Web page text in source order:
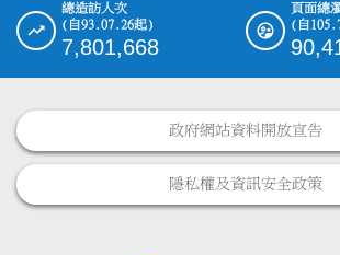
總造訪人次
(自93.07.26起)
7,801,668
頁面總
(自
政府網站資料開放宣告
隱私權及資訊安全政策